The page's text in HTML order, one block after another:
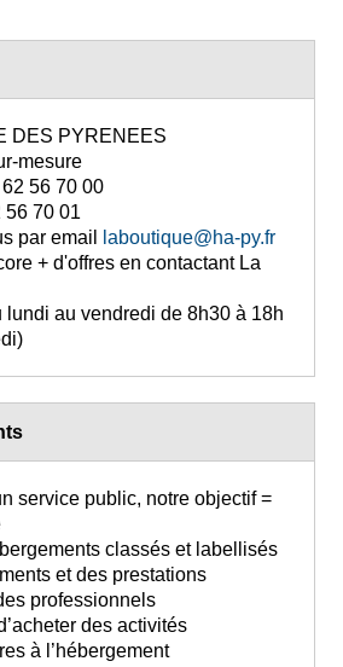
DES PYRENEES
mesure
56 70 00
56 70 01
par email
laboutique@ha-py.fr
+ d'offres en contactant La
lundi au vendredi de 8h30 à 18h
service public, notre objectif =
classés et labellisés
et des prestations
professionnels
des activités
à l’hébergement